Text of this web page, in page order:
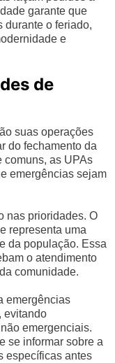
garante que
durante o feriado,
e
de
suas operações
do fechamento da
comuns, as UPAs
emergências sejam
nas prioridades. O
representa uma
da população. Essa
o atendimento
comunidade.
emergências
evitando
emergenciais.
se informar sobre a
específicas antes